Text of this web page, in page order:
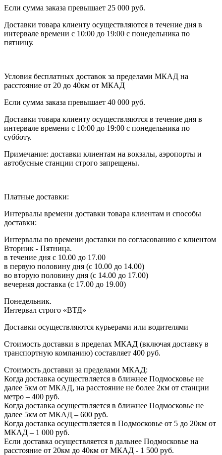
Если сумма заказа превышает 25 000 руб.
Доставки товара клиенту осуществляются в течение дня в
интервале времени с 10:00 до 19:00 с понедельника по
пятницу.
Условия бесплатных доставок за пределами МКАД на
расстояние от 20 до 40км от МКАД
Если сумма заказа превышает 40 000 руб.
Доставки товара клиенту осуществляются в течение дня в
интервале времени с 10:00 до 19:00 с понедельника по
субботу.
Примечание: доставки клиентам на вокзалы, аэропорты и
автобусные станции строго запрещены.
Платные доставки:
Интервалы времени доставки товара клиентам и способы
доставки:
Интервалы по времени доставки по согласованию с клиентом
Вторник - Пятница.
в течение дня с 10.00 до 17.00
в первую половину дня (с 10.00 до 14.00)
во вторую половину дня (с 14.00 до 17.00)
вечерняя доставка (с 17.00 до 19.00)
Понедельник.
Интервал строго «ВТД»
Доставки осуществляются курьерами или водителями
Стоимость доставки в пределах МКАД (включая доставку в
транспортную компанию) составляет 400 руб.
Стоимость доставки за пределами МКАД:
Когда доставка осуществляется в ближнее Подмосковье не
далее 5км от МКАД, на расстояние не более 2км от станции
метро – 400 руб.
Когда доставка осуществляется в ближнее Подмосковье не
далее 5км от МКАД – 600 руб.
Когда доставка осуществляется в Подмосковье от 5 до 20км от
МКАД – 1 000 руб.
Если доставка осуществляется в дальнее Подмосковье на
расстояние от 20км до 40км от МКАД - 1 500 руб.